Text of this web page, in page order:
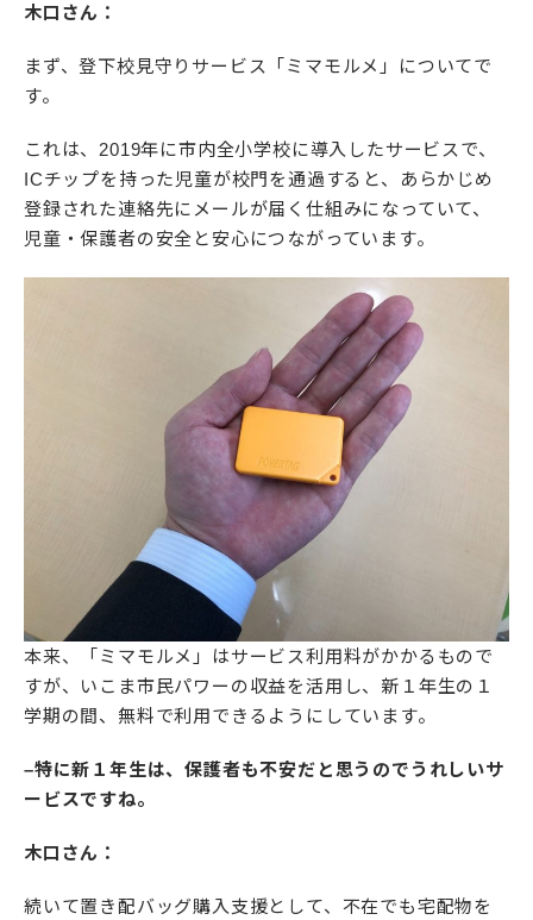
木口さん：
まず、登下校見守りサービス「ミマモルメ」についてで
す。
これは、2019年に市内全小学校に導入したサービスで、
ICチップを持った児童が校門を通過すると、あらかじめ
登録された連絡先にメールが届く仕組みになっていて、
児童・保護者の安全と安心につながっています。
本来、「ミマモルメ」はサービス利用料がかかるもので
すが、いこま市民パワーの収益を活用し、新１年生の１
学期の間、無料で利用できるようにしています。
–特に新１年生は、保護者も不安だと思うのでうれしいサ
ービスですね。
木口さん：
続いて置き配バッグ購入支援として、不在でも宅配物を